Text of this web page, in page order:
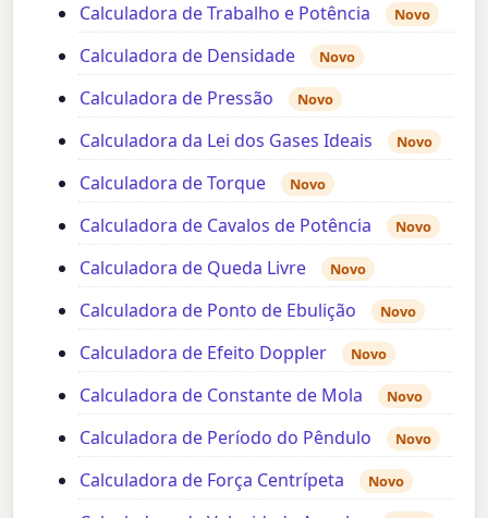
Calculadora de Trabalho e Potência Novo
Calculadora de Densidade Novo
Calculadora de Pressão Novo
Calculadora da Lei dos Gases Ideais Novo
Calculadora de Torque Novo
Calculadora de Cavalos de Potência Novo
Calculadora de Queda Livre Novo
Calculadora de Ponto de Ebulição Novo
Calculadora de Efeito Doppler Novo
Calculadora de Constante de Mola Novo
Calculadora de Período do Pêndulo Novo
Calculadora de Força Centrípeta Novo